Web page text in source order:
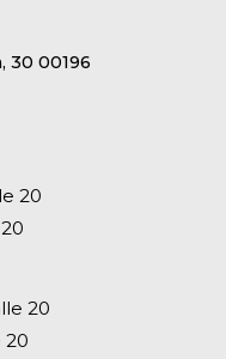
30 00196
20
20
20